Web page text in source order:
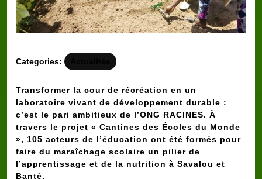
Categories:
Transformer la cour de récréation en un
laboratoire vivant de développement durable :
c’est le pari ambitieux de l’ONG RACINES. À
travers le projet « Cantines des Écoles du Monde
», 105 acteurs de l’éducation ont été formés pour
faire du maraîchage scolaire un pilier de
l’apprentissage et de la nutrition à Savalou et
Bantè.